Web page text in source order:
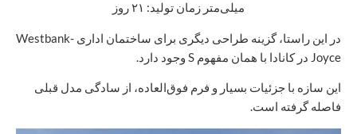
میلی‌متر زمان تولید: ۲۱ روز
در این راستا، گزینه طراحی دیگری برای ساختمان اداری Westbank-
Joyce در کانادا با همان مفهوم S وجود دارد.
این سازه با جزئیات بسیار و فرم فوق‌العاده، از سادگی مدل قبلی
فاصله گرفته است.